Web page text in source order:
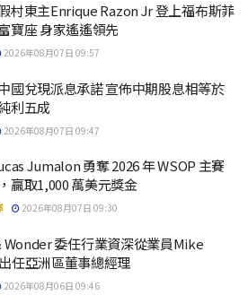
村東主Enrique Razon Jr 登上福布斯菲
寶座 身家遙遙領先
2026年08月07日 09:57
國兌現派息承諾 宣佈中期股息相等於
利五成
2026年08月07日 09:47
Jumalon 勇奪 2026 年 WSOP 主賽
贏取1,000 萬美元獎金
2026年08月07日 09:30
委任行業資深從業員Mike
任亞洲區董事總經理
2026年08月06日 09:46